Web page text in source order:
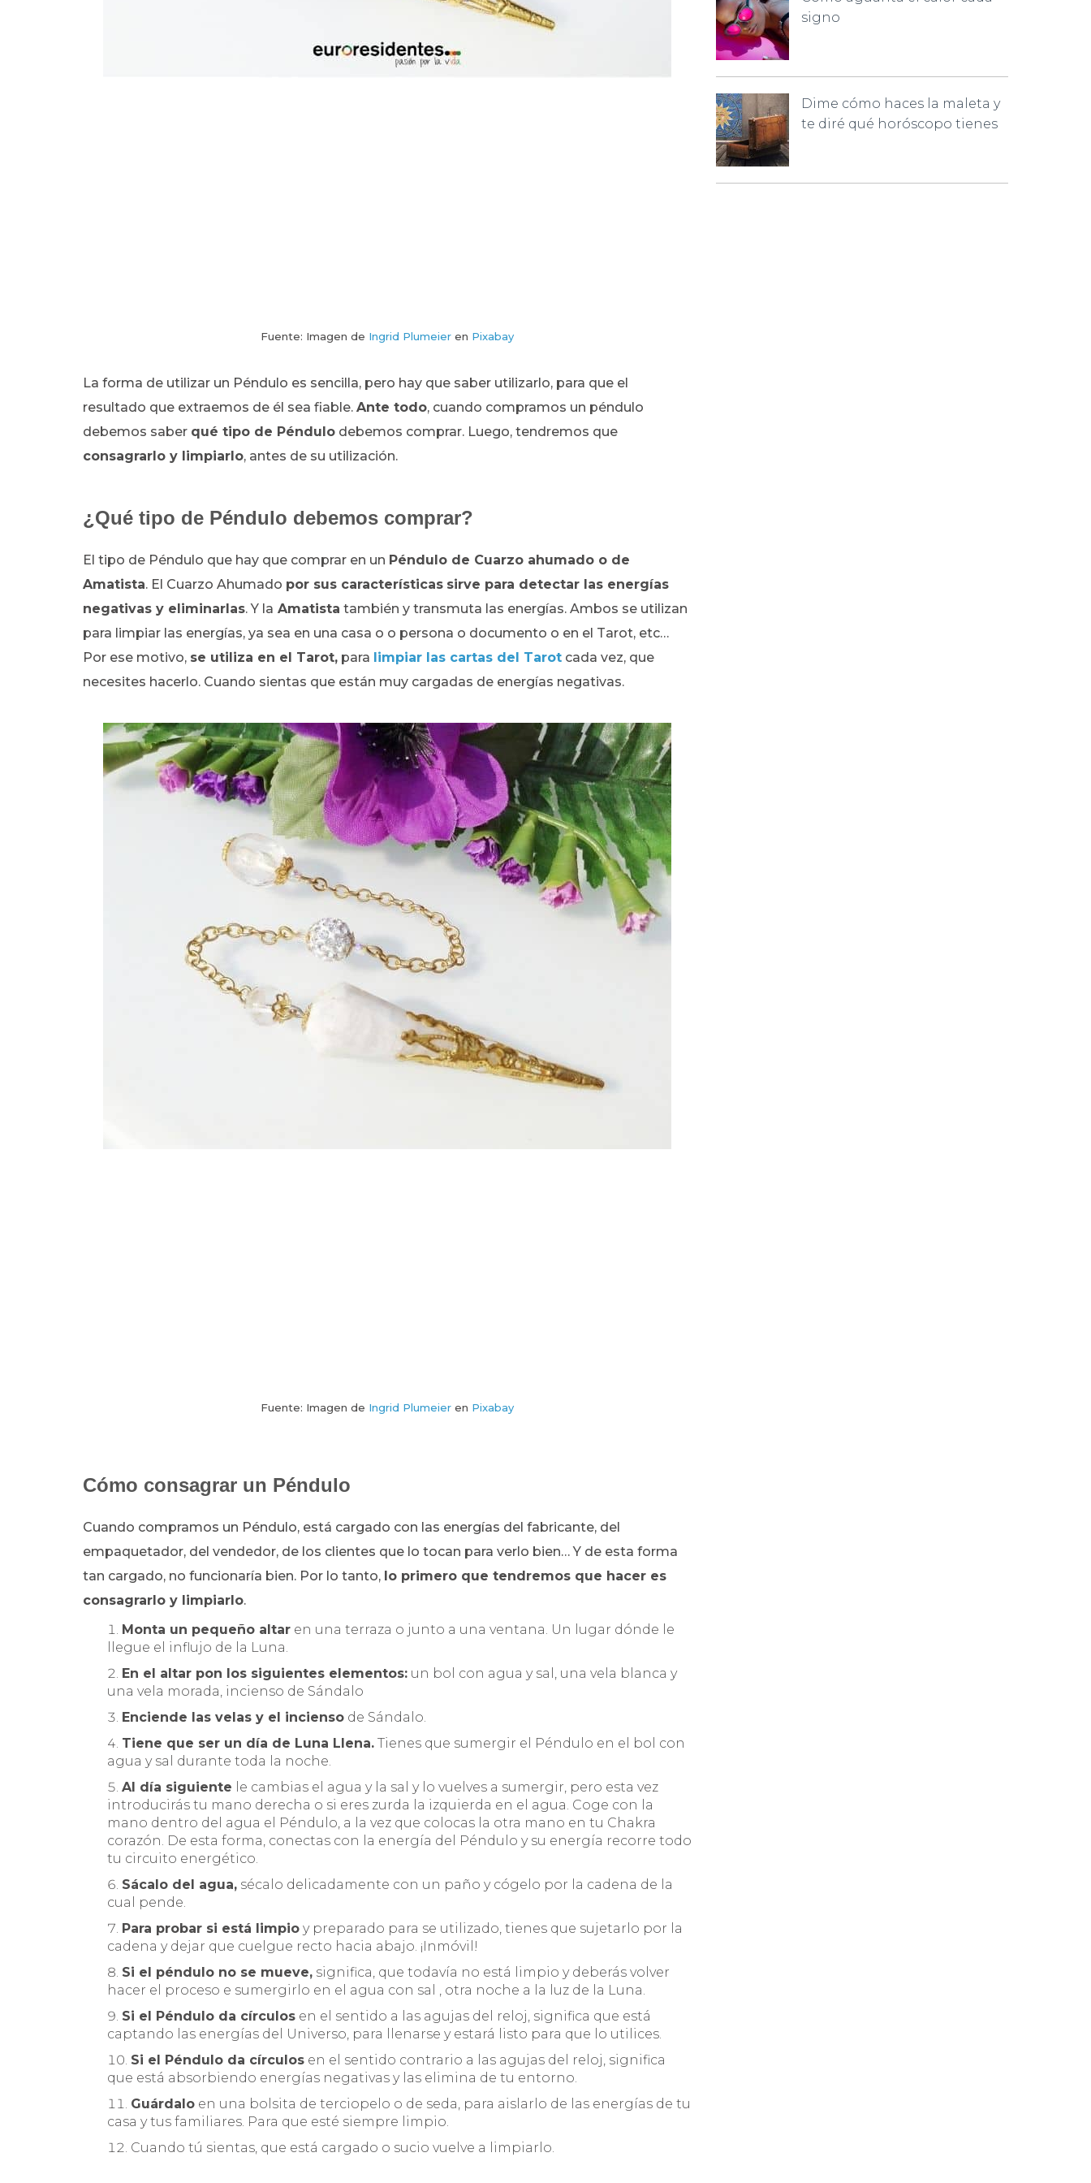
Fuente: Imagen de Ingrid Plumeier en Pixabay
La forma de utilizar un Péndulo es sencilla, pero hay que saber utilizarlo, para que el
resultado que extraemos de él sea fiable. Ante todo, cuando compramos un péndulo
debemos saber qué tipo de Péndulo debemos comprar. Luego, tendremos que
consagrarlo y limpiarlo, antes de su utilización.
¿Qué tipo de Péndulo debemos comprar?
El tipo de Péndulo que hay que comprar en un Péndulo de Cuarzo ahumado o de
Amatista. El Cuarzo Ahumado por sus características sirve para detectar las energías
negativas y eliminarlas. Y la Amatista también y transmuta las energías. Ambos se utilizan
para limpiar las energías, ya sea en una casa o o persona o documento o en el Tarot, etc…
Por ese motivo, se utiliza en el Tarot, para limpiar las cartas del Tarot cada vez, que
necesites hacerlo. Cuando sientas que están muy cargadas de energías negativas.
Fuente: Imagen de Ingrid Plumeier en Pixabay
Cómo consagrar un Péndulo
Cuando compramos un Péndulo, está cargado con las energías del fabricante, del
empaquetador, del vendedor, de los clientes que lo tocan para verlo bien… Y de esta forma
tan cargado, no funcionaría bien. Por lo tanto, lo primero que tendremos que hacer es
consagrarlo y limpiarlo.
Monta un pequeño altar en una terraza o junto a una ventana. Un lugar dónde le
llegue el influjo de la Luna.
En el altar pon los siguientes elementos: un bol con agua y sal, una vela blanca y
una vela morada, incienso de Sándalo
Enciende las velas y el incienso de Sándalo.
Tiene que ser un día de Luna Llena. Tienes que sumergir el Péndulo en el bol con
agua y sal durante toda la noche.
Al día siguiente le cambias el agua y la sal y lo vuelves a sumergir, pero esta vez
introducirás tu mano derecha o si eres zurda la izquierda en el agua. Coge con la
mano dentro del agua el Péndulo, a la vez que colocas la otra mano en tu Chakra
corazón. De esta forma, conectas con la energía del Péndulo y su energía recorre todo
tu circuito energético.
Sácalo del agua, sécalo delicadamente con un paño y cógelo por la cadena de la
cual pende.
Para probar si está limpio y preparado para se utilizado, tienes que sujetarlo por la
cadena y dejar que cuelgue recto hacia abajo. ¡Inmóvil!
Si el péndulo no se mueve, significa, que todavía no está limpio y deberás volver
hacer el proceso e sumergirlo en el agua con sal , otra noche a la luz de la Luna.
Si el Péndulo da círculos en el sentido a las agujas del reloj, significa que está
captando las energías del Universo, para llenarse y estará listo para que lo utilices.
Si el Péndulo da círculos en el sentido contrario a las agujas del reloj, significa
que está absorbiendo energías negativas y las elimina de tu entorno.
Guárdalo en una bolsita de terciopelo o de seda, para aislarlo de las energías de tu
casa y tus familiares. Para que esté siempre limpio.
Cuando tú sientas, que está cargado o sucio vuelve a limpiarlo.
signo
Dime cómo haces la maleta y
te diré qué horóscopo tienes